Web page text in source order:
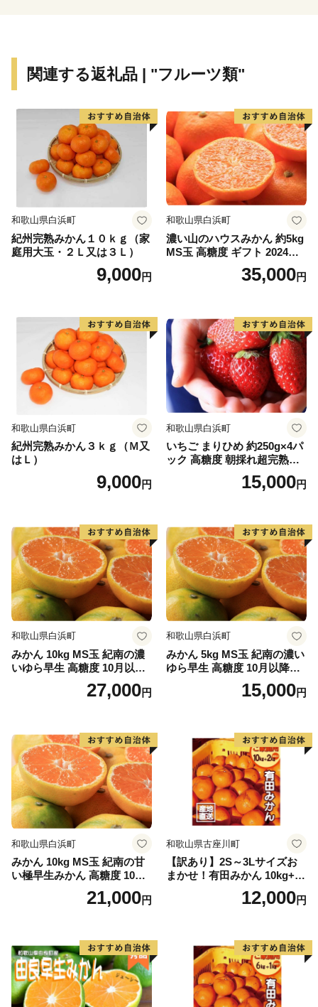
つては三代将軍徳川家光公に献上され、大変称賛された
基準をクリアしたものが中山栗と呼ばれ、日本三大栗の
一つに数えられています。また、山里の静かで集中でき
る環境の中、手作りの工芸品や加工食品が製造されてお
り、職人たちが住む「クラフト」のまちです。
伊予市の西部の海岸線沿いを中心に広がる双海町は、
「しずむ夕日が立ち止まる町」として、伊予灘に沈む美
しい夕日を活かしたまちづくりに取り組んできました。
ハモが有名です。他にタイ、サワラ、マナガツオ、イワ
は恋人の聖地として知られる双海シーサイド公園、海に
最も近い駅として知られ、度々テレビで紹介される有名
観光地となった下灘駅があり、夏を中心として多くの方
でにぎわっています。
三者三様の風土、文化が融和する伊予市にぜひ一度お越
しください。
関連する返礼品 | "フルーツ類"
和歌山県白浜町
紀州完熟みかん１０ｋｇ（家
庭用大玉・２Ｌ又は３Ｌ）
9,000円
和歌山県白浜町
濃い山のハウスみかん 約5kg
MS玉 高糖度 ギフト 2024年7
35,000円
和歌山県白浜町
紀州完熟みかん３ｋｇ（Ｍ又
はＬ）
9,000円
和歌山県白浜町
いちご まりひめ 約250g×4パ
ック 高糖度 朝採れ超完熟ま
りひめ 1月以降発送分15,000円
和歌山県白浜町
みかん 10kg MS玉 紀南の濃
いゆら早生 高糖度 10月以降
発送 マルチ被覆栽培27,000円
和歌山県白浜町
みかん 5kg MS玉 紀南の濃い
ゆら早生 高糖度 10月以降発
送 マルチ被覆栽培15,000円
和歌山県白浜町
みかん 10kg MS玉 紀南の甘
い極早生みかん 高糖度 10月
以降発送 マルチ被覆栽培
21,000円
和歌山県古座川町
【訳あり】2S～3Lサイズお
まかせ！有田みかん 10kg+2k
g保証分 11月から12月下旬ま
でに順次発送致します。 / 訳
ん 和歌山 ご家庭用
12,000円